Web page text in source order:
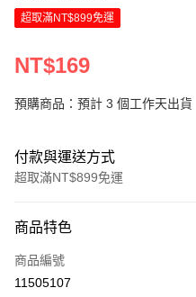
超取滿NT$899免運
NT$169
預購商品：預計 3 個工作天出貨
付款與運送方式
超取滿NT$899免運
信用卡一次付款
LINE Pay
商品特色
商品編號
11505107